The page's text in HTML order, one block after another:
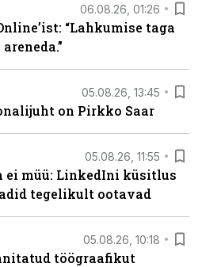
06.08.26, 01:26
“Lahkumise taga
05.08.26, 13:45
on Pirkko Saar
05.08.26, 11:55
ei müü: LinkedIni küsitlus
tegelikult ootavad
05.08.26, 10:18
töögraafikut